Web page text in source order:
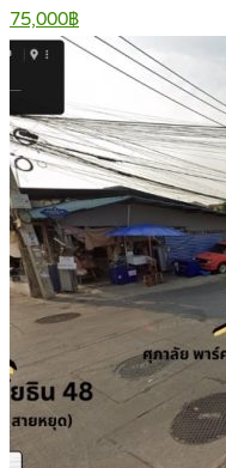
75,000฿